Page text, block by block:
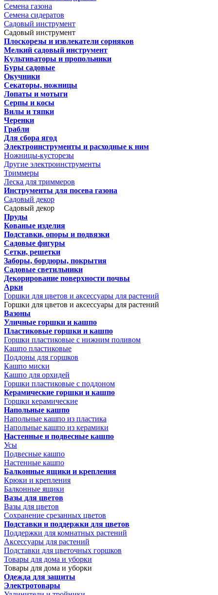
Семена газона
Семена сидератов
Садовый инструмент
Садовый инструмент
Плоскорезы и извлекатели сорняков
Мелкий садовый инструмент
Культиваторы и пропольники
Буры садовые
Окучники
Секаторы, ножницы
Лопаты и мотыги
Серпы и косы
Вилы и тяпки
Черенки
Грабли
Для сбора ягод
Электроинструменты и расходные к ним
Ножницы-кусторезы
Другие электроинструменты
Триммеры
Леска для триммеров
Инструменты для посева газона
Садовый декор
Садовый декор
Пруды
Кованые изделия
Подставки, опоры и подвязки
Садовые фигуры
Сетки, решетки
Заборы, бордюры, покрытия
Садовые светильники
Декорирование поверхности почвы
Арки
Горшки для цветов и аксессуары для растений
Горшки для цветов и аксессуары для растений
Вазоны
Уличные горшки и кашпо
Пластиковые горшки и кашпо
Горшки пластиковые с нижним поливом
Кашпо пластиковые
Поддоны для горшков
Кашпо миски
Кашпо для орхидей
Горшки пластиковые с поддоном
Керамические горшки и кашпо
Горшки керамические
Напольные кашпо
Напольные кашпо из пластика
Напольные кашпо из керамики
Настенные и подвесные кашпо
Усы
Подвесные кашпо
Настенные кашпо
Балконные ящики и крепления
Крюки и крепления
Балконные ящики
Вазы для цветов
Вазы для цветов
Сохранение срезанных цветов
Подставки и поддержки для цветов
Поддержки для комнатных растений
Аксессуары для растений
Подставки для цветочных горшков
Товары для дома и уборки
Товары для дома и уборки
Одежда для защиты
Электротовары